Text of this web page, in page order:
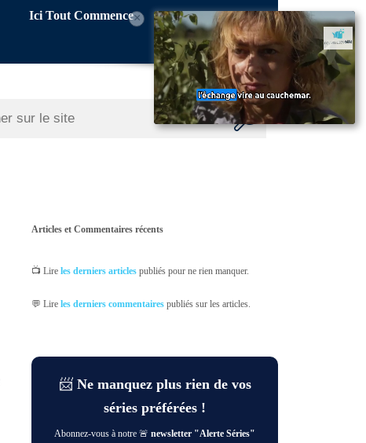
Ici Tout Commence×
Articles et Commentaires récents
📺 Lireles derniers articles publiés pour ne rien manquer.
💬 Lireles derniers commentaires publiés sur les articles.
📨 Ne manquez plus rien de vos
séries préférées !
Abonnez-vous à notre 🚨newsletter "Alerte Séries"